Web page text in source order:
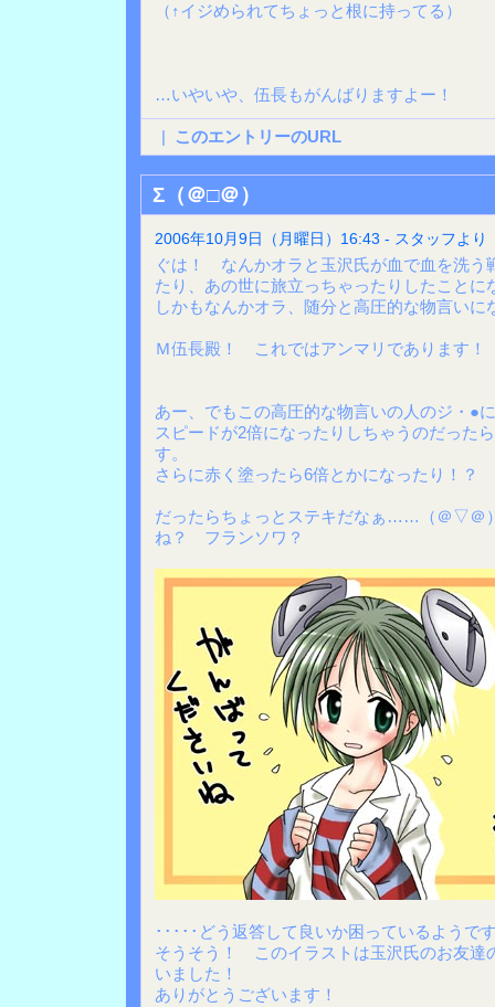
（↑イジめられてちょっと根に持ってる）
…いやいや、伍長もがんばりますよー！
| このエントリーのURL
Σ（＠□＠）
2006年10月9日（月曜日）16:43 - スタッフより
ぐは！ なんかオラと玉沢氏が血で血を洗う
たり、あの世に旅立っちゃったりしたことに
しかもなんかオラ、随分と高圧的な物言いに
Ｍ伍長殿！ これではアンマリであります！
あー、でもこの高圧的な物言いの人のジ・●
スピードが2倍になったりしちゃうのだった
す。
さらに赤く塗ったら6倍とかになったり！？
だったらちょっとステキだなぁ……（＠▽＠
ね？ フランソワ？
･････どう返答して良いか困っているようで
そうそう！ このイラストは玉沢氏のお友達
いました！
ありがとうございます！